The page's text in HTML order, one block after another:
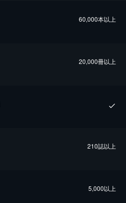
60,000本以上
20,000冊以上
210誌以上
5,000以上